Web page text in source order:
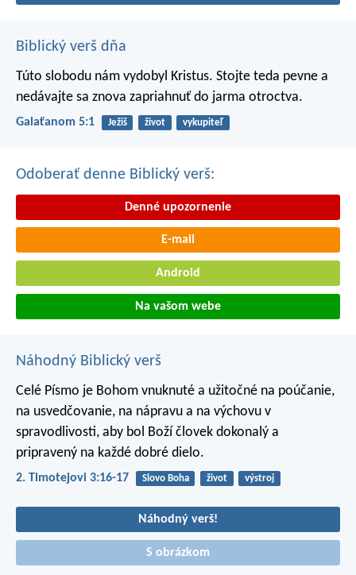
Biblický verš dňa
Túto slobodu nám vydobyl Kristus. Stojte teda pevne a
nedávajte sa znova zapriahnuť do jarma otroctva.
Galaťanom 5:1 Ježiš život vykupiteľ
Odoberať denne Biblický verš:
Denné upozornenie
E-mail
Android
Na vašom webe
Náhodný Biblický verš
Celé Písmo je Bohom vnuknuté a užitočné na poúčanie,
na usvedčovanie, na nápravu a na výchovu v
spravodlivosti, aby bol Boží človek dokonalý a
pripravený na každé dobré dielo.
2. Timotejovi 3:16-17 Slovo Boha život výstroj
Náhodný verš!
S obrázkom